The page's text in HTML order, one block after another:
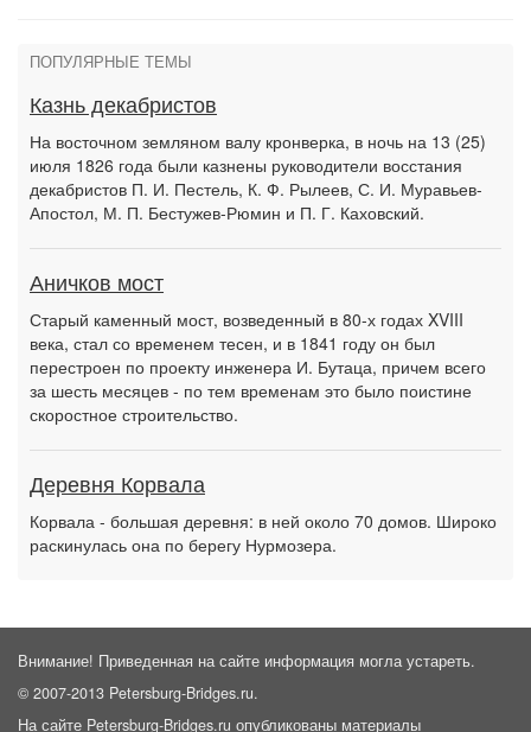
ПОПУЛЯРНЫЕ ТЕМЫ
Казнь декабристов
На восточном земляном валу кронверка, в ночь на 13 (25)
июля 1826 года были казнены руководители восстания
декабристов П. И. Пестель, К. Ф. Рылеев, С. И. Муравьев-
Апостол, М. П. Бестужев-Рюмин и П. Г. Каховский.
Аничков мост
Старый каменный мост, возведенный в 80-х годах XVIII
века, стал со временем тесен, и в 1841 году он был
перестроен по проекту инженера И. Бутаца, причем всего
за шесть месяцев - по тем временам это было поистине
скоростное строительство.
Деревня Корвала
Корвала - большая деревня: в ней около 70 домов. Широко
раскинулась она по берегу Нурмозера.
Внимание! Приведенная на сайте информация могла устареть.
© 2007-2013 Petersburg-Bridges.ru.
На сайте Petersburg-Bridges.ru опубликованы материалы